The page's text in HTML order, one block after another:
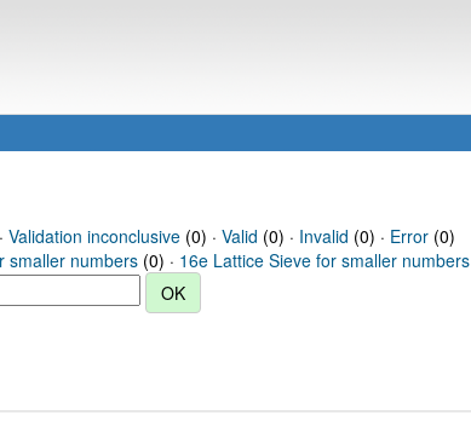
Validation inconclusive(0) · Valid (0) · Invalid (0) · Error(0)
smaller numbers (0) · 16e Lattice Sieve for smaller numbers